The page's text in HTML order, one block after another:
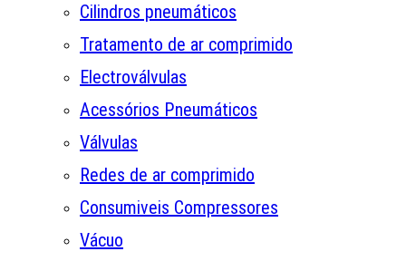
Cilindros pneumáticos
Tratamento de ar comprimido
Electroválvulas
Acessórios Pneumáticos
Válvulas
Redes de ar comprimido
Consumiveis Compressores
Vácuo